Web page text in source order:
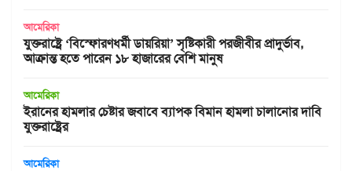
আমেরিকা
যুক্তরাষ্ট্রে ‘বিস্ফোরণধর্মী ডায়রিয়া’ সৃষ্টিকারী পরজীবীর প্রাদুর্ভাব,
আক্রান্ত হতে পারেন ১৮ হাজারের বেশি মানুষ
আমেরিকা
ইরানের হামলার চেষ্টার জবাবে ব্যাপক বিমান হামলা চালানোর দাবি
যুক্তরাষ্ট্রের
আমেরিকা